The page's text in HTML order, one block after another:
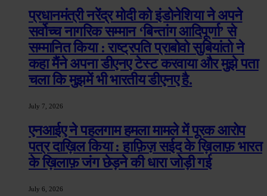
प्रधानमंत्री नरेंद्र मोदी को इंडोनेशिया ने अपने
सर्वोच्च नागरिक सम्मान ‘बिन्तांग आदिपूर्णा’ से
सम्मानित किया : राष्ट्रपति प्राबोवो सुबियांतो ने
कहा मैंने अपना डीएनए टेस्ट करवाया और मुझे पता
चला कि मुझमें भी भारतीय डीएनए है.
July 7, 2026
एनआईए ने पहलगाम हमला मामले में पूरक आरोप
पत्र दाख़िल किया : हाफ़िज़ सईद के ख़िलाफ़ भारत
के ख़िलाफ़ जंग छेड़ने की धारा जोड़ी गई
July 6, 2026